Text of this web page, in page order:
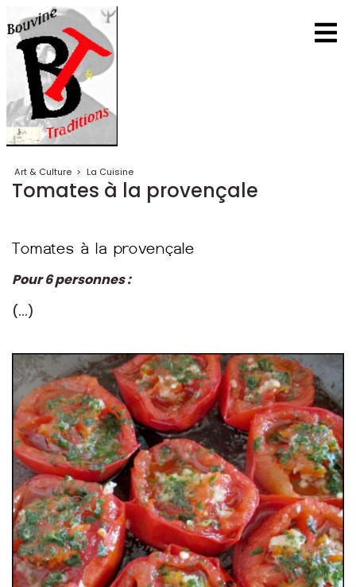
Art & Culture > La Cuisine
Tomates à la provençale
Pour 6 personnes :
(...)